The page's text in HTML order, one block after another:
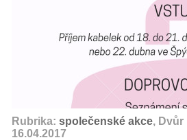
Rubrika: společenské akce, Dvůr
16.04.2017